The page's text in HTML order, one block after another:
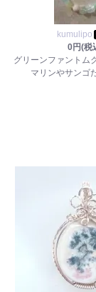
kumulipo
0円(税
グリーンファントム
マリンやサンゴ